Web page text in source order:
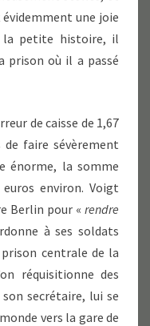
une joie
la petite histoire, il
prison où il a passé
de caisse de 1,67
faire sévèrement
énorme, la somme
environ. Voigt
Berlin pour « rendre
à ses soldats
centrale de la
réquisitionne des
secrétaire, lui se
vers la gare de